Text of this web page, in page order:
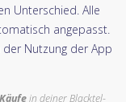
Unterschied. Alle
angepasst.
Nutzung der App
in deiner Blacktel-